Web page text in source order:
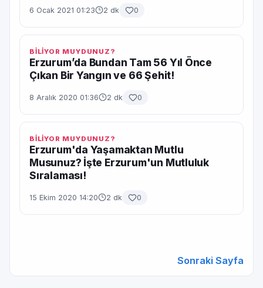
6 Ocak 2021 01:23 2 dk 0
BİLİYOR MUYDUNUZ?
Erzurum’da Bundan Tam 56 Yıl Önce
Çıkan Bir Yangın ve 66 Şehit!
8 Aralık 2020 01:36 2 dk 0
BİLİYOR MUYDUNUZ?
Erzurum'da Yaşamaktan Mutlu
Musunuz? İşte Erzurum'un Mutluluk
Sıralaması!
15 Ekim 2020 14:20 2 dk 0
Sonraki Sayfa